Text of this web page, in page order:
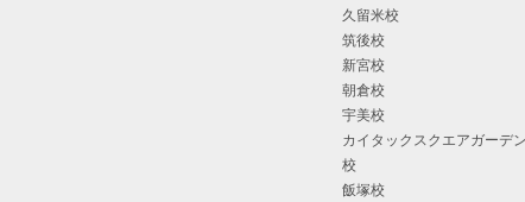
久留米校
筑後校
新宮校
朝倉校
宇美校
カイタックスクエアガーデ
校
飯塚校